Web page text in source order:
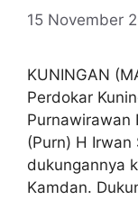
15 November
KUNINGAN
Perdokar
Purnawirawan
(Purn) H
dukungannya
Kamdan.